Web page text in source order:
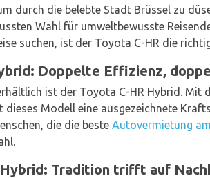
durch die belebte Stadt Brüssel zu
Wahl für umweltbewusste
suchen, ist der Toyota C-HR die
Doppelte Effizienz,
ist der Toyota C-HR Hybrid. Mit
Modell eine ausgezeichnete
die die beste Autovermietung
Tradition trifft auf